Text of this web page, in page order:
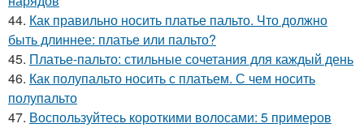
44. Как правильно носить платье пальто. Что должно
быть длиннее: платье или пальто?
45. Платье-пальто: стильные сочетания для каждый день
46. Как полупальто носить с платьем. С чем носить
полупальто
47. Воспользуйтесь короткими волосами: 5 примеров